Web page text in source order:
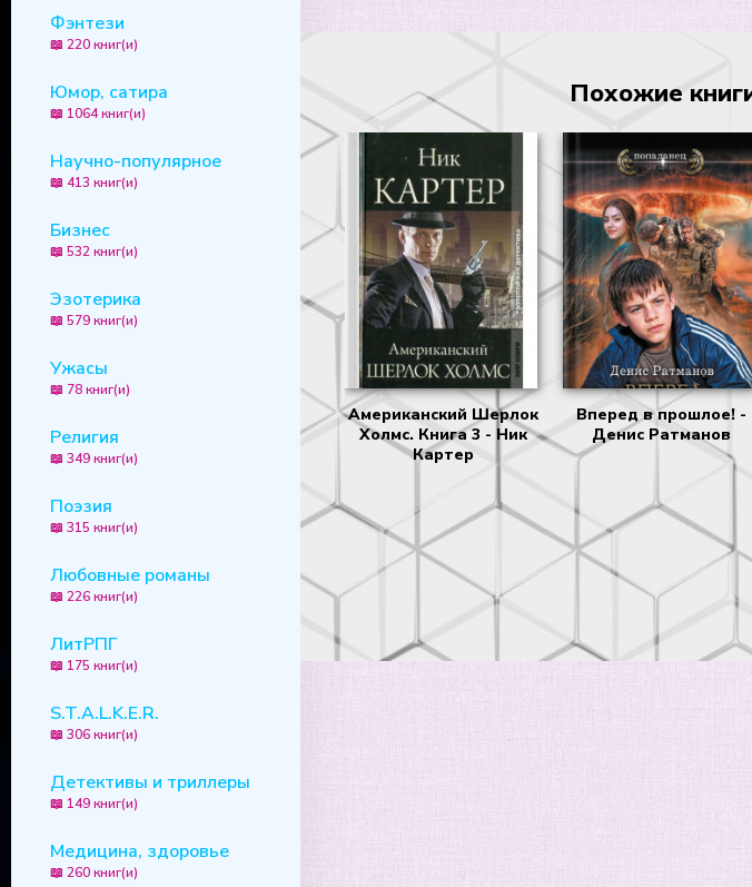
Фэнтези
📖 220 книг(и)
Юмор, сатира
📖 1064 книг(и)
Научно-популярное
📖 413 книг(и)
Бизнес
📖 532 книг(и)
Эзотерика
📖 579 книг(и)
Ужасы
📖 78 книг(и)
Религия
📖 349 книг(и)
Поэзия
📖 315 книг(и)
Любовные романы
📖 226 книг(и)
ЛитРПГ
📖 175 книг(и)
S.T.A.L.K.E.R.
📖 306 книг(и)
Детективы и триллеры
📖 149 книг(и)
Медицина, здоровье
📖 260 книг(и)
Похожие
Американский Шерлок
Холмс. Книга 3 - Ник
Картер
Вперед в прошлое! -
Денис Ратманов